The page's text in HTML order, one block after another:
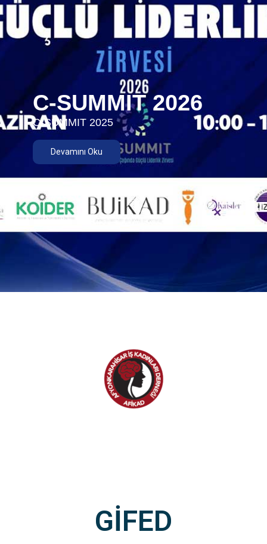
C-SUMMIT 2026
C-SUMMIT 2025
Devamını Oku
GİFED